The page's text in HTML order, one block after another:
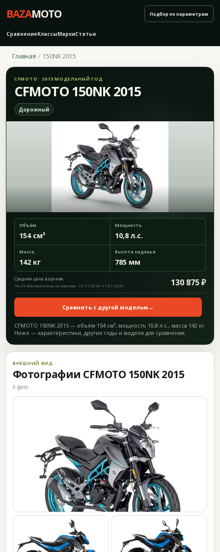
BAZAMOTO
СравнениеКлассыМаркиСтатьи
Подбор по параметрам
Главная 150NK 2015
CFMOTO · 2015 МОДЕЛЬНЫЙ ГОД
CFMOTO 150NK 2015
Дорожный
Объём
154 см³
Мощность
10,8 л.с.
Масса
142 кг
Высота сиденья
785 мм
Средняя цена в архиве 130 875 ₽
По 25 объявлениям из архива · 16.11.2016–11.07.2026
Сравнить с другой моделью →
CFMOTO 150NK 2015 — объём 154 см³, мощность 10,8 л.с., масса 142 кг.
Ниже — характеристики, другие годы и модели для сравнения.
ВНЕШНИЙ ВИД
Фотографии CFMOTO 150NK 2015
6 фото